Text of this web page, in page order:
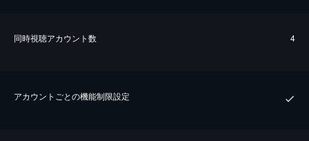
同時視聴アカウント数 4
アカウントごとの機能制限設定